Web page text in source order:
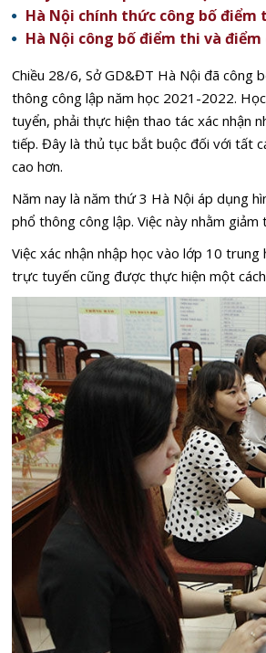
Hà Nội chính thức công bố điểm
Hà Nội công bố điểm thi và điểm
Chiều 28/6, Sở GD&ĐT Hà Nội đã công
thông công lập năm học 2021-2022.
tuyển, phải thực hiện thao tác xác nhận
tiếp. Đây là thủ tục bắt buộc đối với tất
cao hơn.
Năm nay là năm thứ 3 Hà Nội áp dụng
phổ thông công lập. Việc này nhằm giảm
Việc xác nhận nhập học vào lớp 10
trực tuyến cũng được thực hiện một